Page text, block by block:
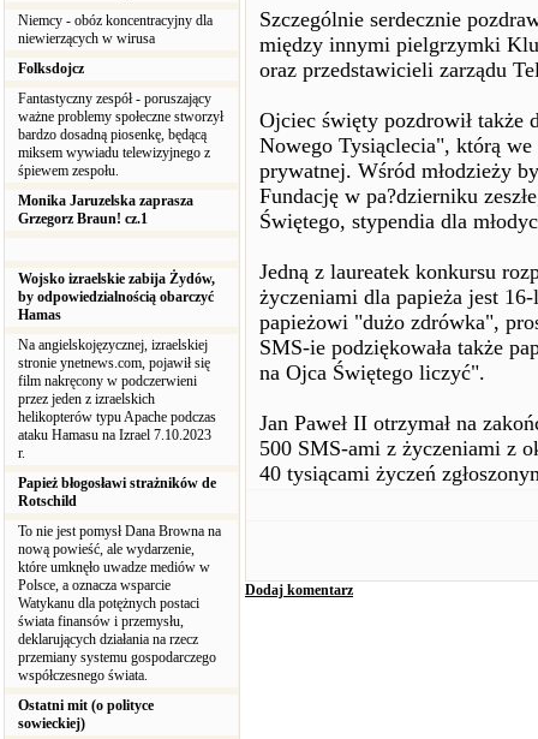
Niemcy - obóz koncentracyjny dla
niewierzących w wirusa
Folksdojcz
Fantastyczny zespół - poruszający
ważne problemy społeczne stworzył
bardzo dosadną piosenkę, będącą
miksem wywiadu telewizyjnego z
śpiewem zespołu.
Monika Jaruzelska zaprasza
Grzegorz Braun! cz.1
Wojsko izraelskie zabija Żydów,
by odpowiedzialnością obarczyć
Hamas
Na angielskojęzycznej, izraelskiej
stronie ynetnews.com, pojawił się
film nakręcony w podczerwieni
przez jeden z izraelskich
helikopterów typu Apache podczas
ataku Hamasu na Izrael 7.10.2023
r.
Papież błogosławi strażników de
Rotschild
To nie jest pomysł Dana Browna na
nową powieść, ale wydarzenie,
które umknęło uwadze mediów w
Polsce, a oznacza wsparcie
Watykanu dla potężnych postaci
świata finansów i przemysłu,
deklarujących działania na rzecz
przemiany systemu gospodarczego
współczesnego świata.
Ostatni mit (o polityce
sowieckiej)
Szczególnie serdecznie
między innymi pielgrzymki
oraz przedstawicieli zarządu
Ojciec święty pozdrowił także
Nowego Tysiąclecia", którą
prywatnej. Wśród młodzieży
Fundację w pa?dzierniku
Świętego, stypendia dla
Jedną z laureatek konkursu
życzeniami dla papieża jest
papieżowi "dużo zdrówka",
SMS-ie podziękowała także
na Ojca Świętego liczyć".
Jan Paweł II otrzymał na
500 SMS-ami z życzeniami z
40 tysiącami życzeń
Dodaj komentarz